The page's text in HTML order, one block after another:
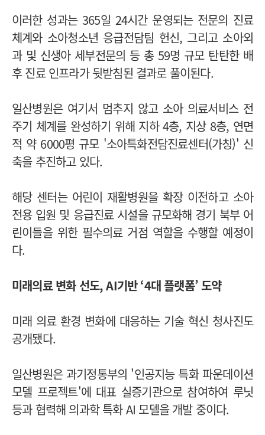
이러한 성과는 365일 24시간 운영되는 전문의 진료
체계와 소아청소년 응급전담팀 헌신, 그리고 소아외
과 및 신생아 세부전문의 등 총 59명 규모 탄탄한 배
후 진료 인프라가 뒷받침된 결과로 풀이된다.
일산병원은 여기서 멈추지 않고 소아 의료서비스 전
주기 체계를 완성하기 위해 지하 4층, 지상 8층, 연면
적 약 6000평 규모 '소아특화전담진료센터(가칭)' 신
축을 추진하고 있다.
해당 센터는 어린이 재활병원을 확장 이전하고 소아
전용 입원 및 응급진료 시설을 규모화해 경기 북부 어
린이들을 위한 필수의료 거점 역할을 수행할 예정이
다.
미래의료 변화 선도, AI기반 ‘4대 플랫폼’ 도약
미래 의료 환경 변화에 대응하는 기술 혁신 청사진도
공개됐다.
일산병원은 과기정통부의 '인공지능 특화 파운데이션
모델 프로젝트'에 대표 실증기관으로 참여하여 루닛
등과 협력해 의과학 특화 AI 모델을 개발 중이다.